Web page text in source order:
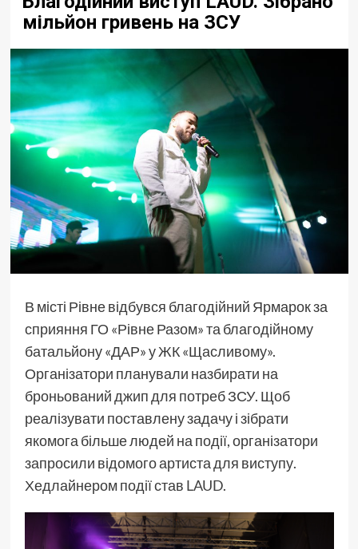
мільйон гривень на ЗСУ
В місті Рівне відбувся благодійний Ярмарок за
сприяння ГО «Рівне Разом» та благодійному
батальйону «ДАР» у ЖК «Щасливому».
Організатори планували назбирати на
броньований джип для потреб ЗСУ. Щоб
реалізувати поставлену задачу і зібрати
якомога більше людей на події, організатори
запросили відомого артиста для виступу.
Хедлайнером події став LAUD.